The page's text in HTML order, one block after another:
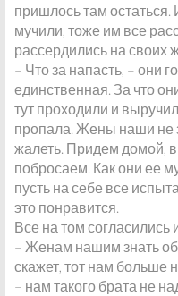
пришлось там остаться.
мучили, тоже им все
рассердились на своих
– Что за напасть, – они
единственная. За что
тут проходили и
пропала. Жены наши не
жалеть. Придем домой,
побросаем. Как они ее
пусть на себе все
это понравится.
Все на том согласились
– Женам нашим знать об
скажет, тот нам больше
– нам такого брата не